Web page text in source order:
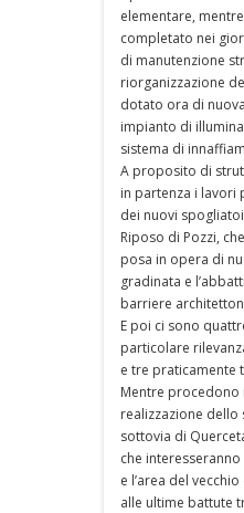
elementare,
completato nei
di manutenzione
riorganizzazione
dotato ora di
impianto di
sistema di
A proposito di
in partenza i lavori
dei nuovi
Riposo di Pozzi,
posa in opera di
gradinata e
barriere
E poi ci sono
particolare
e tre praticamente
Mentre procedono
realizzazione dello
sottovia di
che
e l’area del
alle ultime battute